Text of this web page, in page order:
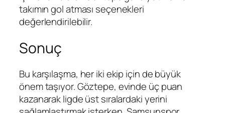
takımın gol atması seçenekleri
değerlendirilebilir.
Sonuç
Bu karşılaşma, her iki ekip için de büyük
önem taşıyor. Göztepe, evinde üç puan
kazanarak ligde üst sıralardaki yerini